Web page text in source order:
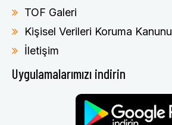
TOF Galeri
Kişisel Verileri Koruma Kanunu
İletişim
Uygulamalarımızı indirin